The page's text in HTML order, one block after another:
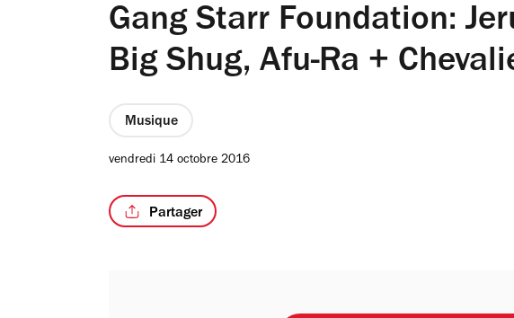
Gang Starr Foundation:
Big Shug, Afu-Ra +
Musique
vendredi 14 octobre 2016
Partager